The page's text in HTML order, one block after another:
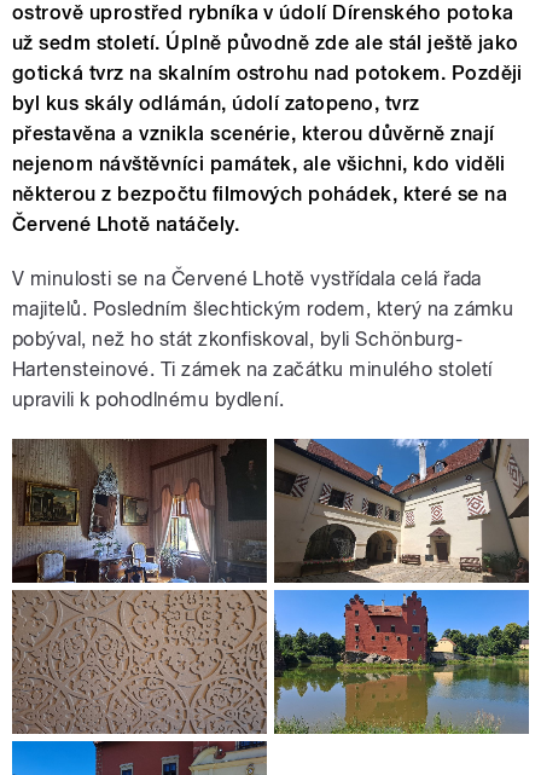
ostrově uprostřed rybníka v údolí Dírenského potoka
už sedm století. Úplně původně zde ale stál ještě jako
gotická tvrz na skalním ostrohu nad potokem. Později
byl kus skály odlámán, údolí zatopeno, tvrz
přestavěna a vznikla scenérie, kterou důvěrně znají
nejenom návštěvníci památek, ale všichni, kdo viděli
některou z bezpočtu filmových pohádek, které se na
Červené Lhotě natáčely.
V minulosti se na Červené Lhotě vystřídala celá řada
majitelů. Posledním šlechtickým rodem, který na zámku
pobýval, než ho stát zkonfiskoval, byli Schönburg-
Hartensteinové. Ti zámek na začátku minulého století
upravili k pohodlnému bydlení.